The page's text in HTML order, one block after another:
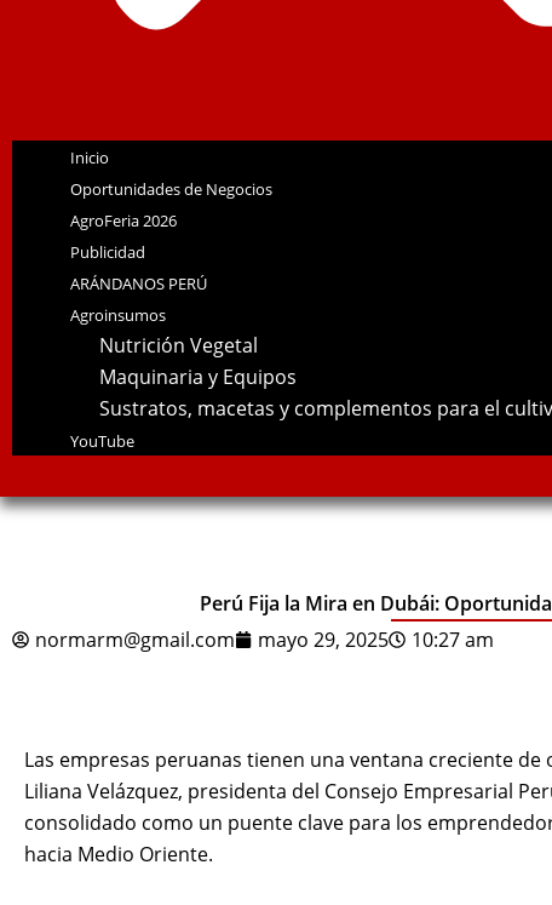
Inicio
Oportunidades de Negocios
AgroFeria 2026
Publicidad
ARÁNDANOS PERÚ
Agroinsumos
Nutrición Vegetal
Maquinaria y Equipos
Sustratos, macetas y complementos para el
YouTube
Perú Fija la Mira en Dubái:
normarm@gmail.com
mayo 29, 2025 10:27 am
Las empresas peruanas tienen una ventana creciente
Liliana Velázquez, presidenta del Consejo Empresarial
consolidado como un puente clave para los
hacia Medio Oriente.